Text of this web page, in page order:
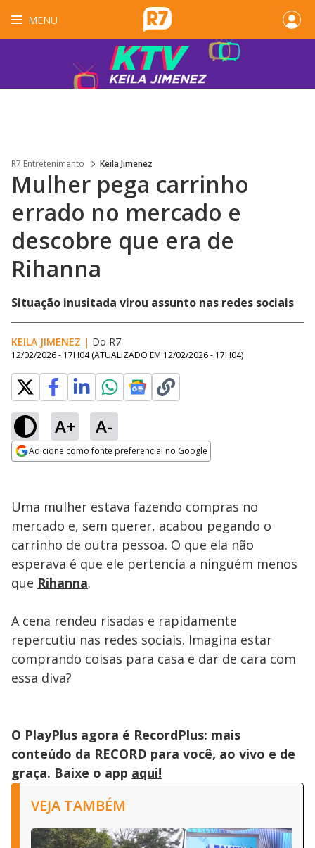
MENU
R7 Entretenimento Keila Jimenez
Mulher pega carrinho
errado no mercado e
descobre que era de
Rihanna
Situação inusitada virou assunto nas redes sociais
KEILA JIMENEZ | Do R7
12/02/2026 - 17H04 (ATUALIZADO EM 12/02/2026 - 17H04)
A+ A-
Adicione como fonte preferencial no Google
Ativar
85.94%
Uma mulher estava fazendo compras no
mercado e, sem querer, acabou pegando o
carrinho de outra pessoa. O que ela não
esperava é que ele pertencia a ninguém menos
que Rihanna.
A cena rendeu risadas e rapidamente
repercutiu nas redes sociais. Imagina estar
comprando coisas para casa e dar de cara com
essa diva?
O PlayPlus agora é RecordPlus: mais
conteúdo da RECORD para você, ao vivo e de
graça. Baixe o app aqui!
VEJA TAMBÉM